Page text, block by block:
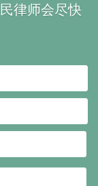
律师会尽快